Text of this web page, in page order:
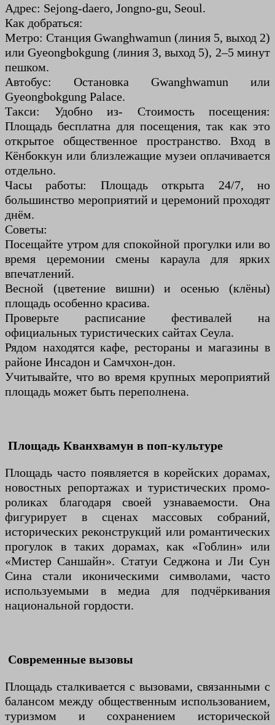
Адрес: Sejong-daero, Jongno-gu, Seoul.
Как добраться:
Метро: Станция Gwanghwamun (линия 5, выход 2)
или Gyeongbokgung (линия 3, выход 5), 2–5 минут
пешком.
Автобус: Остановка Gwanghwamun или
Gyeongbokgung Palace.
Такси: Удобно из- Стоимость посещения:
Площадь бесплатна для посещения, так как это
открытое общественное пространство. Вход в
Кёнбоккун или близлежащие музеи оплачивается
отдельно.
Часы работы: Площадь открыта 24/7, но
большинство мероприятий и церемоний проходят
днём.
Советы:
Посещайте утром для спокойной прогулки или во
время церемонии смены караула для ярких
впечатлений.
Весной (цветение вишни) и осенью (клёны)
площадь особенно красива.
Проверьте расписание фестивалей на
официальных туристических сайтах Сеула.
Рядом находятся кафе, рестораны и магазины в
районе Инсадон и Самчхон-дон.
Учитывайте, что во время крупных мероприятий
площадь может быть переполнена.
Площадь Кванхвамун в поп-культуре
Площадь часто появляется в корейских дорамах,
новостных репортажах и туристических промо-
роликах благодаря своей узнаваемости. Она
фигурирует в сценах массовых собраний,
исторических реконструкций или романтических
прогулок в таких дорамах, как «Гоблин» или
«Мистер Саншайн». Статуи Седжона и Ли Сун
Сина стали иконическими символами, часто
используемыми в медиа для подчёркивания
национальной гордости.
Современные вызовы
Площадь сталкивается с вызовами, связанными с
балансом между общественным использованием,
туризмом и сохранением исторической